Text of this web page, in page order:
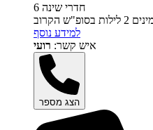
6 חדרי שינה
למידע נוסף
איש קשר: רועי
הצג מספר